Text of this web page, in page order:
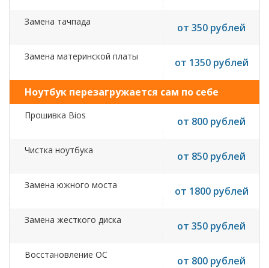
Замена тачпада от 350 рублей
Замена материнской платы от 1350 рублей
Ноутбук перезагружается сам по себе
Прошивка Bios от 800 рублей
Чистка ноутбука от 850 рублей
Замена южного моста от 1800 рублей
Замена жесткого диска от 350 рублей
Восстановление ОС от 800 рублей